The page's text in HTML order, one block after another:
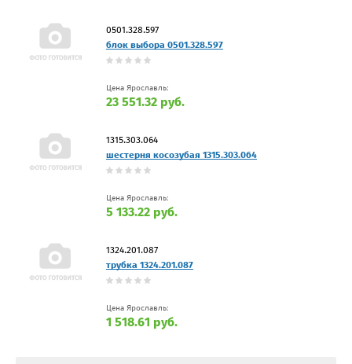
0501.328.597
блок выбора 0501.328.597
Цена Ярославль:
23 551.32 руб.
1315.303.064
шестерня косозубая 1315.303.064
Цена Ярославль:
5 133.22 руб.
1324.201.087
трубка 1324.201.087
Цена Ярославль:
1 518.61 руб.